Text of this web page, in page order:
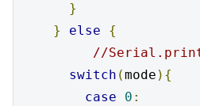
}
}
else
{
//
switch (mode ){
case
0 :